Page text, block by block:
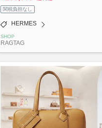
関税負担なし
HERMES
SHOP
RAGTAG